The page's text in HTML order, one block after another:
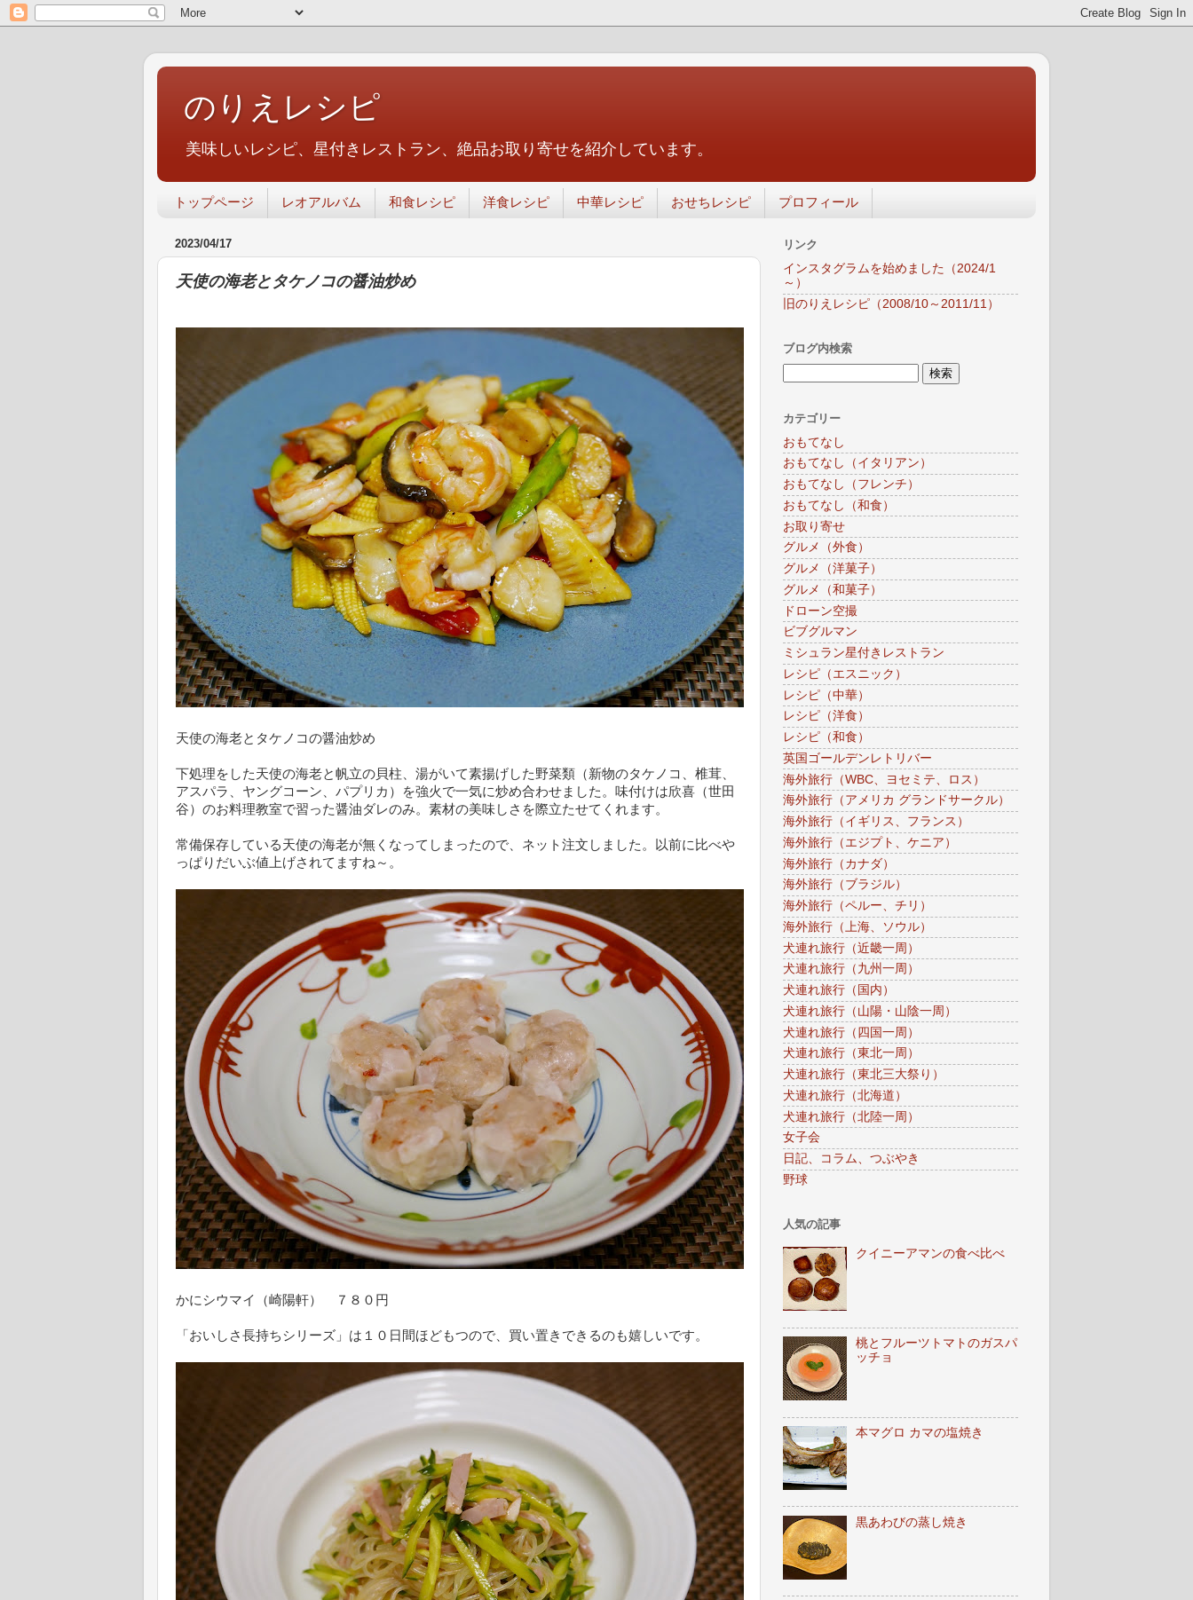
のりえレシピ
美味しいレシピ、星付きレストラン、絶品お取り寄せを紹介しています。
トップページ レオアルバム 和食レシピ 洋食レシピ 中華レシピ おせちレシピ プロフィール
2023/04/17
天使の海老とタケノコの醤油炒め
天使の海老とタケノコの醤油炒め
下処理をした天使の海老と帆立の貝柱、湯がいて素揚げした野菜類（新物のタケノコ、椎茸、
アスパラ、ヤングコーン、パプリカ）を強火で一気に炒め合わせました。味付けは欣喜（世田
谷）のお料理教室で習った醤油ダレのみ。素材の美味しさを際立たせてくれます。
常備保存している天使の海老が無くなってしまったので、ネット注文しました。以前に比べや
っぱりだいぶ値上げされてますね～。
かにシウマイ（崎陽軒） ７８０円
「おいしさ長持ちシリーズ」は１０日間ほどもつので、買い置きできるのも嬉しいです。
リンク
インスタグラムを始めました（2024/1
～）
旧のりえレシピ（2008/10～2011/11）
ブログ内検索
カテゴリー
おもてなし
おもてなし（イタリアン）
おもてなし（フレンチ）
おもてなし（和食）
お取り寄せ
グルメ（外食）
グルメ（洋菓子）
グルメ（和菓子）
ドローン空撮
ビブグルマン
ミシュラン星付きレストラン
レシピ（エスニック）
レシピ（中華）
レシピ（洋食）
レシピ（和食）
英国ゴールデンレトリバー
海外旅行（WBC、ヨセミテ、ロス）
海外旅行（アメリカ グランドサークル）
海外旅行（イギリス、フランス）
海外旅行（エジプト、ケニア）
海外旅行（カナダ）
海外旅行（ブラジル）
海外旅行（ペルー、チリ）
海外旅行（上海、ソウル）
犬連れ旅行（近畿一周）
犬連れ旅行（九州一周）
犬連れ旅行（国内）
犬連れ旅行（山陽・山陰一周）
犬連れ旅行（四国一周）
犬連れ旅行（東北一周）
犬連れ旅行（東北三大祭り）
犬連れ旅行（北海道）
犬連れ旅行（北陸一周）
女子会
日記、コラム、つぶやき
野球
人気の記事
クイニーアマンの食べ比べ
桃とフルーツトマトのガスパ
ッチョ
本マグロ カマの塩焼き
黒あわびの蒸し焼き